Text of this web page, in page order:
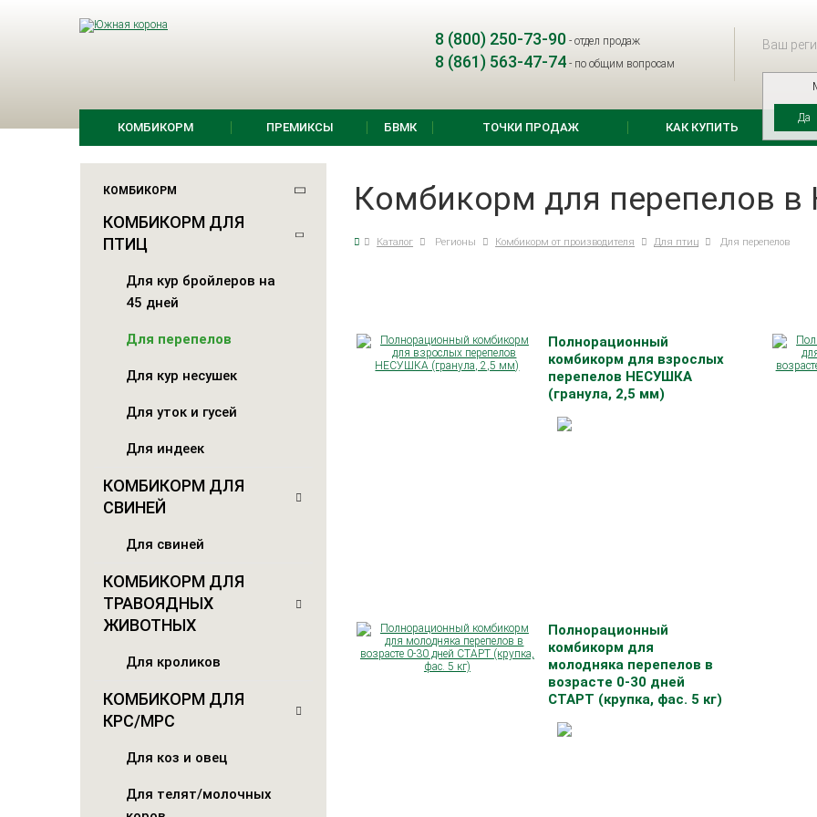
8 (800) 250-73-90- отдел продаж
8 (861) 563-47-74- по общим вопросам
Ваш
Да
КОМБИКОРМ ПРЕМИКСЫ БВМК ТОЧКИ ПРОДАЖ КАК КУПИТЬ
КОМБИКОРМ
КОМБИКОРМ ДЛЯ
ПТИЦ
Для кур бройлеров на
45 дней
Для перепелов
Для кур несушек
Для уток и гусей
Для индеек
КОМБИКОРМ ДЛЯ
СВИНЕЙ
Для свиней
КОМБИКОРМ ДЛЯ
ТРАВОЯДНЫХ
ЖИВОТНЫХ
Для кроликов
КОМБИКОРМ ДЛЯ
КРС/МРС
Для коз и овец
Для телят/молочных
Комбикорм для перепелов
Каталог Регионы Комбикорм от производителя Для птиц Для перепелов
Полнорационный
комбикорм для взрослых
перепелов НЕСУШКА
(гранула, 2,5 мм)
Полнорационный
комбикорм для
молодняка перепелов в
возрасте 0-30 дней
СТАРТ (крупка, фас. 5 кг)